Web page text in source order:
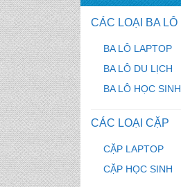
CÁC LOẠI BA LÔ
BA LÔ LAPTOP
BA LÔ DU LỊCH
BA LÔ HỌC SINH
CÁC LOẠI CẶP
CẶP LAPTOP
CẶP HỌC SINH